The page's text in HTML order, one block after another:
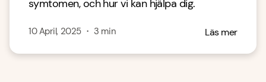
symtomen, och hur vi kan hjälpa dig.
10 April, 2025・ 3 min Läs mer